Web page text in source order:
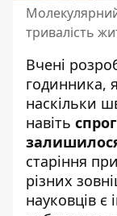
тривалість
Вчені
годинника,
наскільки
навіть
старіння
різних
науковців є